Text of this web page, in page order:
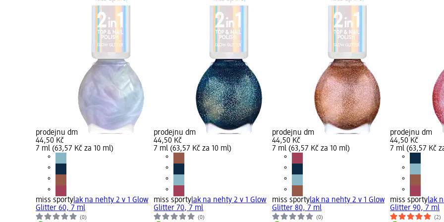
prodejnu dm
44,50 Kč
7 ml (63,57 Kč za 10 ml)
miss sportylak na nehty 2 v 1 Glow
Glitter 60, 7 ml
(0)
prodejnu dm
44,50 Kč
7 ml (63,57 Kč za 10 ml)
miss sportylak na nehty 2 v 1 Glow
Glitter 70, 7 ml
(0)
prodejnu dm
44,50 Kč
7 ml (63,57 Kč za 10 ml)
miss sportylak na nehty 2 v 1 Glow
Glitter 80, 7 ml
(0)
prodejnu dm
44,50 Kč
7 ml (63,57 Kč
miss sportylak
Glitter 90, 7 ml
(2)